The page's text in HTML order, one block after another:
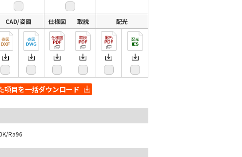
CAD/姿図 仕様図 取説 配光
項目を一括ダウンロード
Ra96